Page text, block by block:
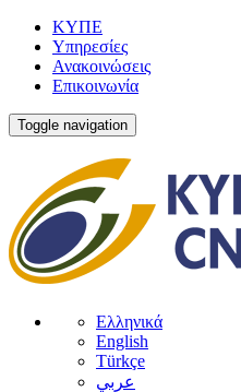
ΚΥΠΕ
Υπηρεσίες
Ανακοινώσεις
Επικοινωνία
Toggle navigation
Ελληνικά
English
Türkçe
عربي